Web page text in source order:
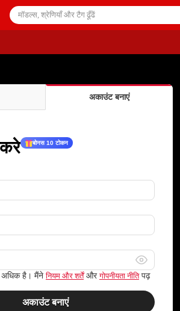
अकाउंट बनाएं
बोनस 10 टोकन
अधिक है। मैंनेनियम और शर्तेंऔरगोपनीयता नीतिपढ़
अकाउंट बनाएं